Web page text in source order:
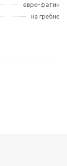
евро-фатин
на гребне